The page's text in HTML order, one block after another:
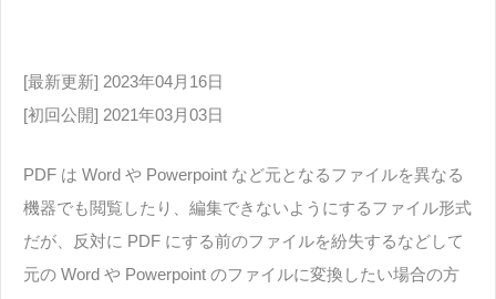
[最新更新] 2023年04月16日
[初回公開] 2021年03月03日
PDF は Word や Powerpoint など元となるファイルを異なる
機器でも閲覧したり、編集できないようにするファイル形式
だが、反対に PDF にする前のファイルを紛失するなどして
元の Word や Powerpoint のファイルに変換したい場合の方